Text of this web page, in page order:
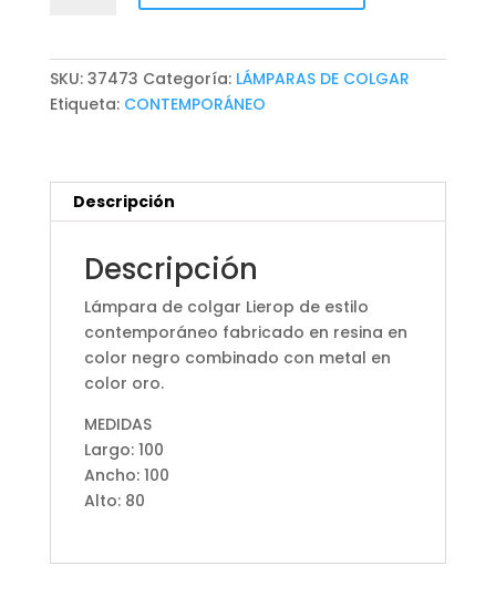
cantidad
SKU: 37473 Categoría: LÁMPARAS DE COLGAR
Etiqueta: CONTEMPORÁNEO
Descripción
Descripción
Lámpara de colgar Lierop de estilo
contemporáneo fabricado en resina en
color negro combinado con metal en
color oro.
MEDIDAS
Largo: 100
Ancho: 100
Alto: 80